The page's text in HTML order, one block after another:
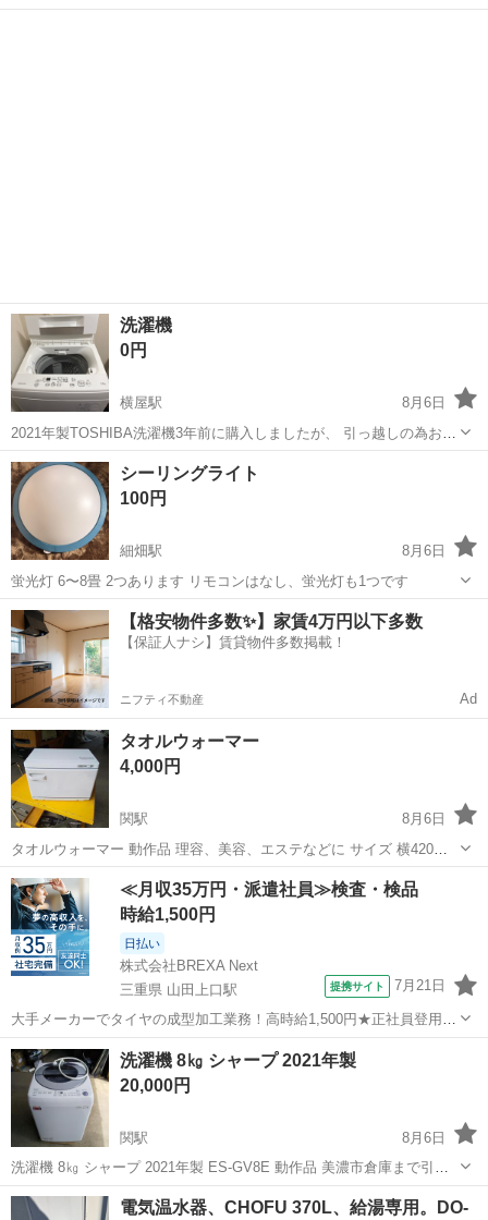
後までお読みください。 ※商品が売れてしまっているケースがござい
洗濯機
0円
横屋駅
8月6日
2021年製TOSHIBA洗濯機3年前に購入しましたが、 引っ越しの為お譲
りします。 取りに来られる方運べる人限定です。 8月27日取りに来ら
れる方優先させて頂きます。
岐阜 瑞穂市 横屋駅 生活家電
シーリングライト
100円
細畑駅
8月6日
蛍光灯 6〜8畳 2つあります リモコンはなし、蛍光灯も1つです
岐阜 岐阜市 細畑駅 生活家電
【格安物件多数✨】家賃4万円以下多数
【保証人ナシ】賃貸物件多数掲載！
ニフティ不動産 Ad
タオルウォーマー
4,000円
関駅
8月6日
タオルウォーマー 動作品 理容、美容、エステなどに サイズ 横420㍉×
奥行き270㍉×高さ290㍉ 横面剥がれあり、画像3 美濃市倉庫まで引き
取りに来て頂ける方 値引き交渉はご遠慮願います。
岐阜 関市 関駅 生活家電 タオルウォーマー
≪月収35万円・派遣社員≫検査・検品
時給1,500円
日払い
株式会社BREXA Next
三重県 山田上口駅
提携サイト 7月21日
大手メーカーでタイヤの成型加工業務！高時給1,500円★正社員登用制
度あり！ワンルーム寮完備！マイカー通勤OK！無料駐車場あり！《三
重県伊勢市》 人気の工場のお仕事 ◇タイヤの製造◇ トラック・バ
ス・RV車用を中心とした...
三重 伊勢市 山田上口駅 その他
洗濯機 8㎏ シャープ 2021年製
20,000円
関駅
8月6日
洗濯機 8㎏ シャープ 2021年製 ES-GV8E 動作品 美濃市倉庫まで引き
取りに来て頂ける方 値引き交渉はご遠慮願います。
岐阜 関市 関駅 生活家電
電気温水器、CHOFU 370L、給湯専用。DO-